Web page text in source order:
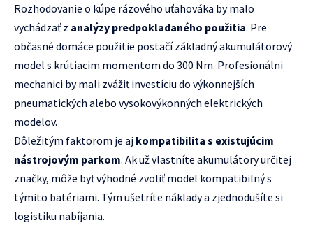
Rozhodovanie o kúpe rázového uťahováka by malo
vychádzať z analýzy predpokladaného použitia. Pre
občasné domáce použitie postačí základný akumulátorový
model s krútiacim momentom do 300 Nm. Profesionálni
mechanici by mali zvážiť investíciu do výkonnejších
pneumatických alebo vysokovýkonných elektrických
modelov.
Dôležitým faktorom je aj kompatibilita s existujúcim
nástrojovým parkom. Ak už vlastníte akumulátory určitej
značky, môže byť výhodné zvoliť model kompatibilný s
týmito batériami. Tým ušetríte náklady a zjednodušíte si
logistiku nabíjania.